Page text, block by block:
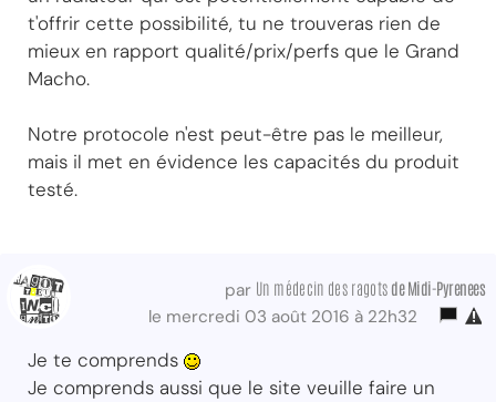
t'offrir cette possibilité, tu ne trouveras rien de
mieux en rapport qualité/prix/perfs que le Grand
Macho.
Notre protocole n'est peut-être pas le meilleur,
mais il met en évidence les capacités du produit
testé.
par Un médecin des ragots de Midi-Pyrenees
le mercredi 03 août 2016 à 22h32
Je te comprends
Je comprends aussi que le site veuille faire un